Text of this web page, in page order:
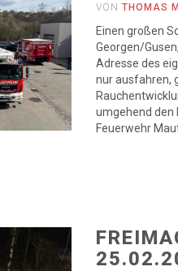
VONTHOMAS
Einen großen
Georgen/
Adresse des
nur ausfahren,
umgehend den
Feuerwehr